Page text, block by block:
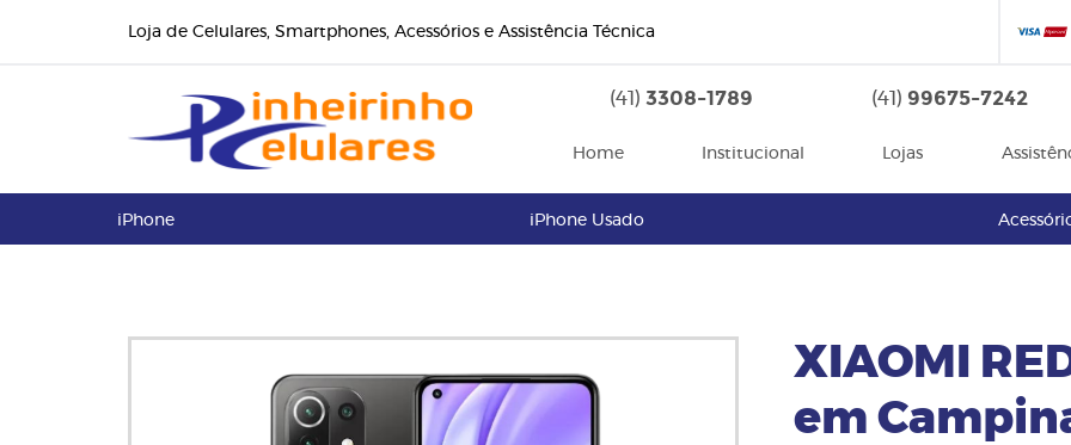
Loja de Celulares, Smartphones, Acessórios e Assistência Técnica
(41) 3308-1789 (41) 99675-7242
Home Institucional Lojas
iPhone iPhone Usado
XIAOMI
em